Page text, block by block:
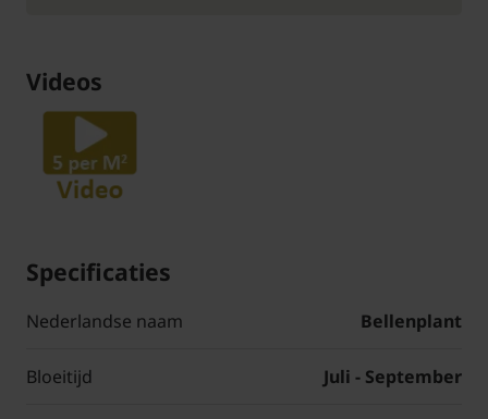
Videos
Specificaties
Nederlandse naam Bellenplant
Bloeitijd Juli - September